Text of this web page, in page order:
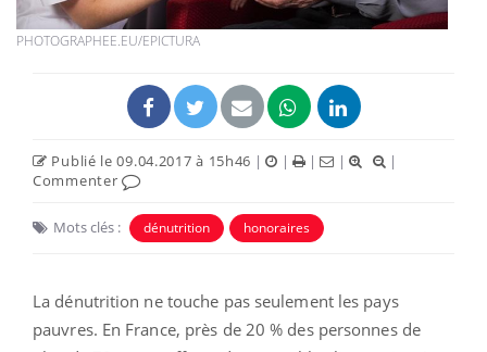
PHOTOGRAPHEE.EU/EPICTURA
Publié le 09.04.2017 à 15h46 | | | |
|
Commenter
Mots clés : dénutrition honoraires
La dénutrition ne touche pas seulement les pays
pauvres. En France, près de 20 % des personnes de